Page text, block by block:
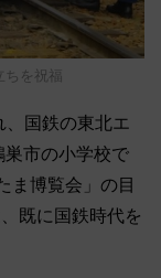
ちを祝福
、国鉄の東北エ
巣市の小学校で
ま博覧会」の目
既に国鉄時代を